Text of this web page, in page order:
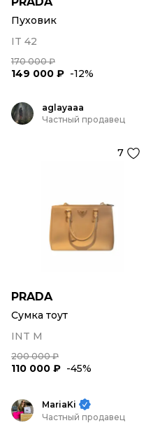
Пуховик
IT 42
170 000 ₽
149 000 ₽ -12%
aglayaaa
Частный продавец
7
PRADA
Сумка тоут
INT M
200 000 ₽
110 000 ₽ -45%
MariaKi
Частный продавец